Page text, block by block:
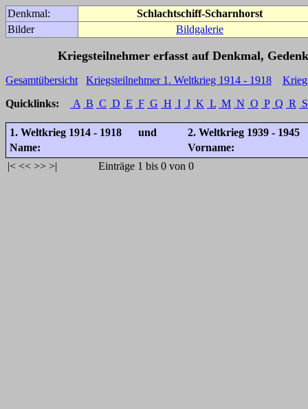
Denkmal:
Schlachtschiff-Scharnhorst
Bilder
Bildgalerie
Kriegsteilnehmer erfasst auf Denkmal,
Gesamtübersicht Kriegsteilnehmer 1. Weltkrieg 1914 - 1918
Quicklinks:
A B C D E F G H I J K L M N O P Q R S
1. Weltkrieg 1914 - 1918 und
2. Weltkrieg 1939 - 1945
Name:
Vorname:
|< << >> >| Einträge 1 bis 0 von 0